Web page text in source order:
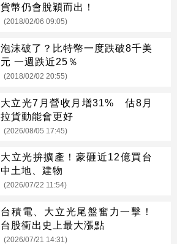
貨幣仍會脫穎而出！
(2018/02/06 09:05)
泡沫破了？比特幣一度跌破8千美
元 一週跌近25％
(2018/02/02 20:55)
大立光7月營收月增31% 估8月
拉貨動能會更好
(2026/08/05 17:45)
大立光拚擴產！豪砸近12億買台
中土地、建物
(2026/07/22 11:54)
台積電、大立光尾盤奮力一擊！
台股衝出史上最大漲點
(2026/07/21 14:31)